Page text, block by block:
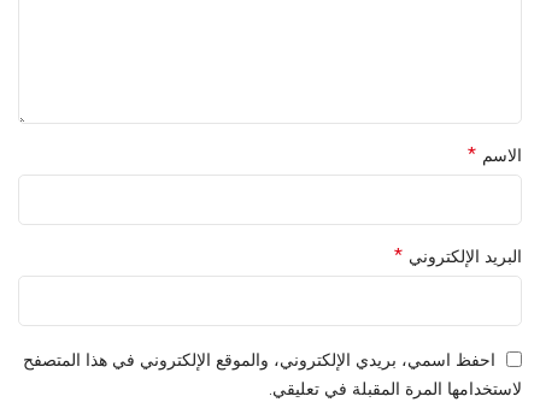
الاسم *
البريد الإلكتروني *
احفظ اسمي، بريدي الإلكتروني، والموقع الإلكتروني في هذا المتصفح
لاستخدامها المرة المقبلة في تعليقي.